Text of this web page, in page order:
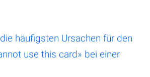
häufigsten Ursachen für den
use this card» bei einer